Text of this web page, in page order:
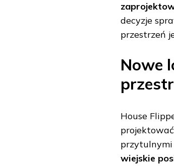
decyzje
przestrzeń
Nowe
House
przytulnymi
wiejskie